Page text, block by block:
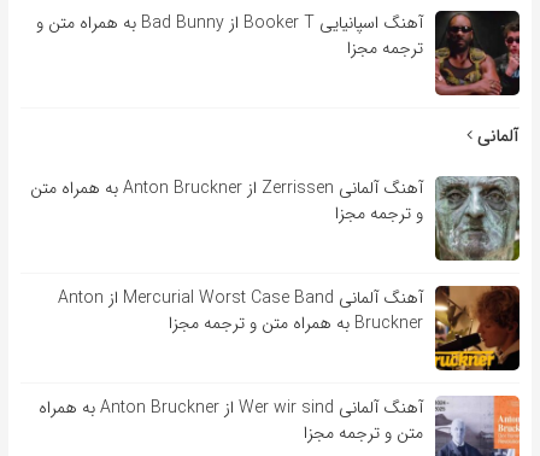
آهنگ اسپانیایی Booker T از Bad Bunny به همراه متن و
ترجمه مجزا
آلمانی
آهنگ آلمانی Zerrissen از Anton Bruckner به همراه متن
و ترجمه مجزا
آهنگ آلمانی Mercurial Worst Case Band از Anton
Bruckner به همراه متن و ترجمه مجزا
آهنگ آلمانی Wer wir sind از Anton Bruckner به همراه
متن و ترجمه مجزا